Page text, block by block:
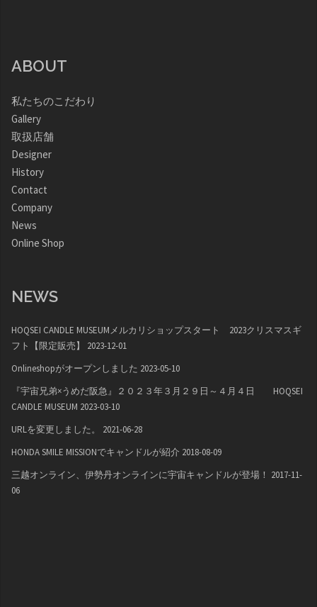
ABOUT
私たちのこだわり
Gallery
取扱店舗
Designer
History
Contact
Company
News
Online Shop
NEWS
HOQSEI CANDLE MUSEUMメルカリショップスタート 2023クリスマスギ
フト【限定販売】
2023-12-01
Onlineshopがオープンしました 2023-05-10
『宇宙兄弟×うめだ阪急』２０２３年３月２９日～４月４日 HOQSEI
CANDLE MUSEUM 2023-03-10
URLを変更しました。
2021-06-28
HONDA SMILE MISSIONでキャンドルが紹介 2018-08-09
三越オンライン、伊勢丹オンラインに宇宙キャンドルが登場！ 2017-11-
06